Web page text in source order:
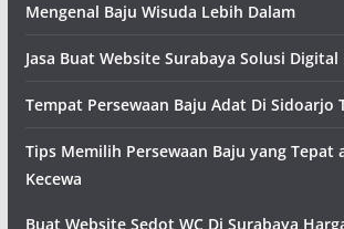
Mengenal Baju Wisuda Lebih Dalam
Jasa Buat Website Surabaya Solusi
Tempat Persewaan Baju Adat Di Sidoarjo
Tips Memilih Persewaan Baju yang Tepat
Kecewa
Buat Website Sedot WC Di Surabaya